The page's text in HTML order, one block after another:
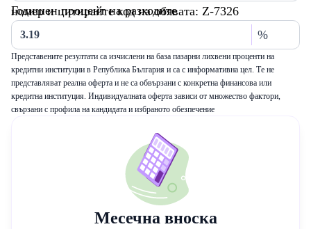
номер и цитирайте код на обявата: Z-7326
Годишен процент на разходите
%
Представените резултати са изчислени на база пазарни лихвени проценти на
кредитни институции в Република България и са с информативна цел. Те не
представляват реална оферта и не са обвързани с конкретна финансова или
кредитна институция. Индивидуалната оферта зависи от множество фактори,
свързани с профила на кандидата и избраното обезпечение
Месечна вноска